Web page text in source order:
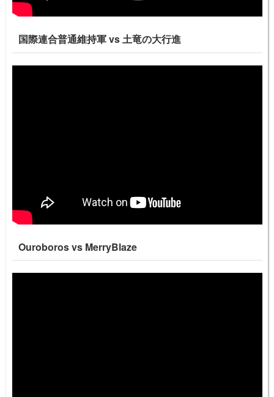
国際連合普通維持軍 vs 土竜の大行進
Ouroboros vs MerryBlaze